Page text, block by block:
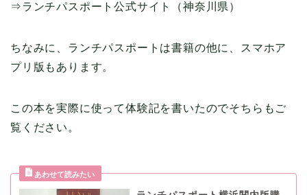
⇒ランチパスポート公式サイト（神奈川県）
ちなみに、ランチパスポートは書籍の他に、スマホア
プリ版もあります。
この本を実際に使って体験記を書いたのでそちらもご
覧ください。